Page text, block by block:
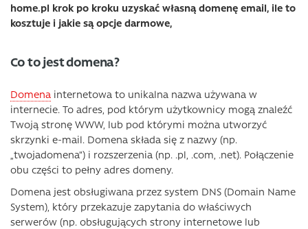
home.pl krok po kroku uzyskać własną domenę email, ile to
kosztuje i jakie są opcje darmowe,
Co to jest domena?
Domena internetowa to unikalna nazwa używana w
internecie. To adres, pod którym użytkownicy mogą znaleźć
Twoją stronę WWW, lub pod którymi można utworzyć
skrzynki e-mail. Domena składa się z nazwy (np.
„twojadomena”) i rozszerzenia (np. .pl, .com, .net). Połączenie
obu części to pełny adres domeny.
Domena jest obsługiwana przez system DNS (Domain Name
System), który przekazuje zapytania do właściwych
serwerów (np. obsługujących strony internetowe lub